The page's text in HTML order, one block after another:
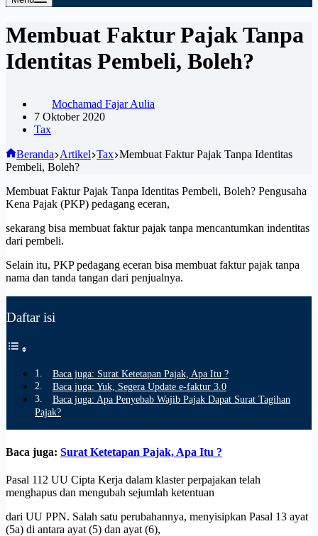
Membuat Faktur Pajak Tanpa
Identitas Pembeli, Boleh?
Mochamad Fajar Aulia
7 Oktober 2020
Tax
Beranda Artikel Tax Membuat Faktur Pajak Tanpa Identitas
Pembeli, Boleh?
Membuat Faktur Pajak Tanpa Identitas Pembeli, Boleh? Pengusaha
Kena Pajak (PKP) pedagang eceran,
sekarang bisa membuat faktur pajak tanpa mencantumkan indentitas
dari pembeli.
Selain itu, PKP pedagang eceran bisa membuat faktur pajak tanpa
nama dan tanda tangan dari penjualnya.
Daftar isi
Baca juga: Surat Ketetapan Pajak, Apa Itu ?
Baca juga: Yuk, Segera Update e-faktur 3.0
Baca juga: Apa Penyebab Wajib Pajak Dapat Surat Tagihan
Pajak?
Baca juga: Surat Ketetapan Pajak, Apa Itu ?
Pasal 112 UU Cipta Kerja dalam klaster perpajakan telah
menghapus dan mengubah sejumlah ketentuan
dari UU PPN. Salah satu perubahannya, menyisipkan Pasal 13 ayat
(5a) di antara ayat (5) dan ayat (6),